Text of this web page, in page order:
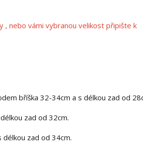
, nebo vámi vybranou velikost připište k
bříška 32-34cm a s délkou zad od
zad od 32cm.
zad od 34cm.